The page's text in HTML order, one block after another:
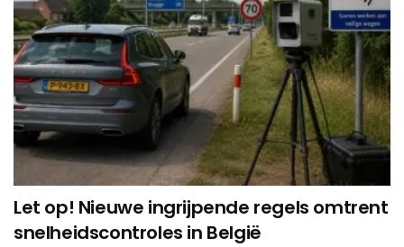
Let op! Nieuwe ingrijpende regels omtrent
snelheidscontroles in België